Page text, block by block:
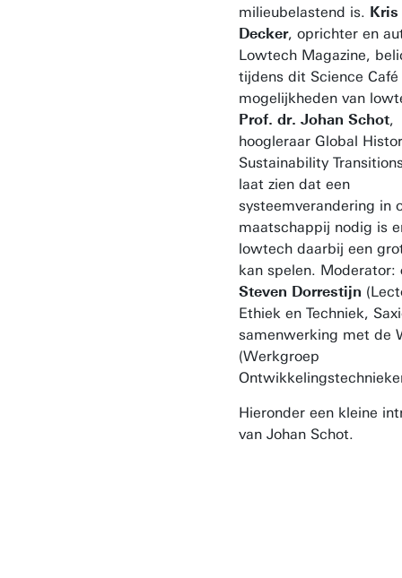
milieubelastend is. Kris
Decker, oprichter en
Lowtech Magazine,
tijdens dit Science Café
mogelijkheden van
Prof. dr. Johan Schot,
hoogleraar Global
Sustainability
laat zien dat een
systeemverandering in
maatschappij nodig is
lowtech daarbij een
kan spelen. Moderator:
Steven Dorrestijn
Ethiek en Techniek,
samenwerking met de
(Werkgroep
Hieronder een kleine
van Johan Schot.